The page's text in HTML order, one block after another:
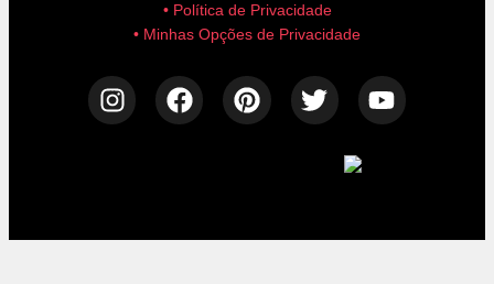
• Política de Privacidade
• Minhas Opções de Privacidade